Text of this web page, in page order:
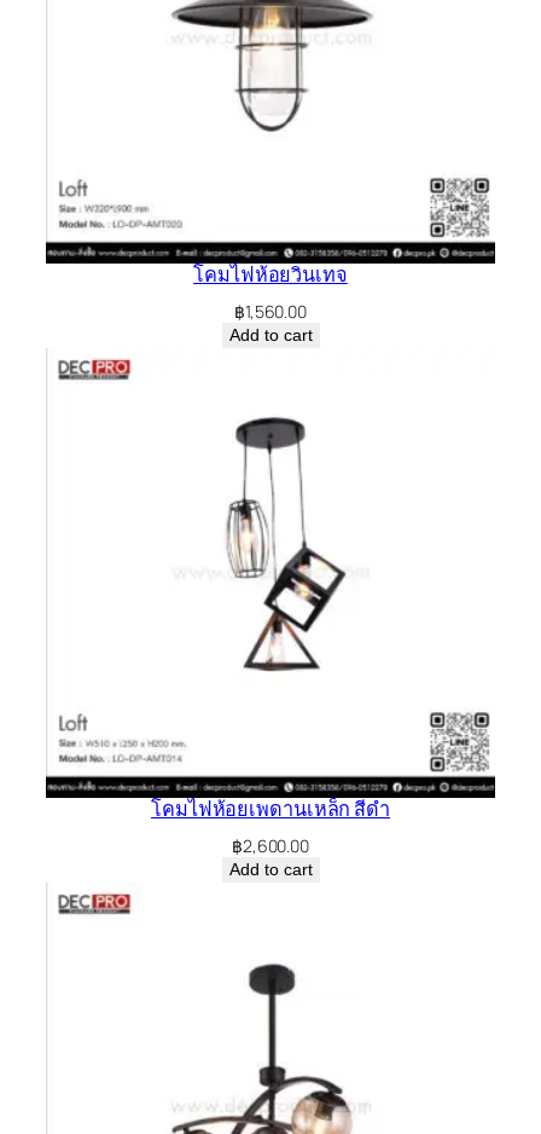
โคมไฟห้อยวินเทจ
฿1,560.00
Add to cart
โคมไฟห้อยเพดานเหล็ก สีดำ
฿2,600.00
Add to cart